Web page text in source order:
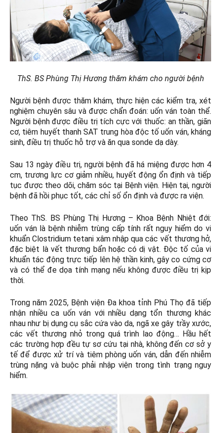
ThS. BS Phùng Thị Hương thăm khám cho người bệnh
Người bệnh được thăm khám, thực hiện các kiểm tra, xét
nghiệm chuyên sâu và được chẩn đoán: uốn ván toàn thể.
Người bệnh được điều trị tích cực với thuốc: an thần, giãn
cơ, tiêm huyết thanh SAT trung hòa độc tố uốn ván, kháng
sinh, điều trị thuốc hỗ trợ và ăn qua sonde dạ dày.
Sau 13 ngày điều trị, người bệnh đã há miệng được hơn 4
cm, trương lực cơ giảm nhiều, huyết động ổn định và tiếp
tục được theo dõi, chăm sóc tại Bệnh viện. Hiện tại, người
bệnh đã hồi phục tốt, các chỉ số ổn định và được ra viện.
Theo ThS. BS Phùng Thị Hương – Khoa Bệnh Nhiệt đới:
uốn ván là bệnh nhiễm trùng cấp tính rất nguy hiểm do vi
khuẩn Clostridium tetani xâm nhập qua các vết thương hở,
đặc biệt là vết thương bẩn hoặc có dị vật. Độc tố của vi
khuẩn tác động trực tiếp lên hệ thần kinh, gây co cứng cơ
và có thể đe dọa tính mạng nếu không được điều trị kịp
thời.
Trong năm 2025, Bệnh viện Đa khoa tỉnh Phú Thọ đã tiếp
nhận nhiều ca uốn ván với nhiều dạng tổn thương khác
nhau như bị dụng cụ sắc cứa vào da, ngã xe gây trầy xước,
các vết thương nhỏ trong quá trình lao động… Hầu hết
các trường hợp đều tự sơ cứu tại nhà, không đến cơ sở y
tế để được xử trí và tiêm phòng uốn ván, dẫn đến nhiễm
trùng nặng và buộc phải nhập viện trong tình trạng nguy
hiểm.